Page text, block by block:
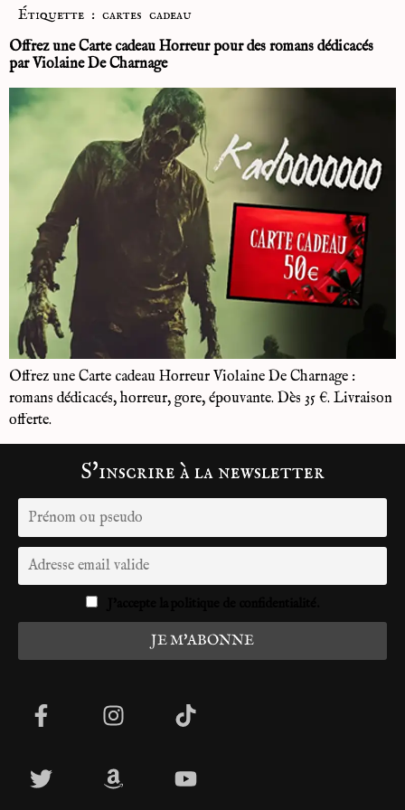
Étiquette : cartes cadeau
Offrez une Carte cadeau Horreur pour des romans dédicacés
par Violaine De Charnage
Offrez une Carte cadeau Horreur Violaine De Charnage :
romans dédicacés, horreur, gore, épouvante. Dès 35 €. Livraison
offerte.
S'inscrire à la newsletter